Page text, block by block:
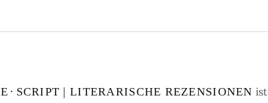
E · SCRIPT | LI­TE­RA­RI­SCHE RE­ZEN­SIO­NEN ist